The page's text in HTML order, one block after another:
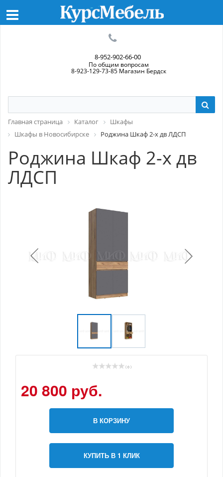
8-952-902-66-00
По общим вопросам
8-923-129-73-85 Магазин Бердск
Главная страница Каталог
Шкафы
Шкафы в Новосибирске
Роджина Шкаф 2-х дв ЛДСП
Роджина Шкаф 2-х дв
ЛДСП
( 0 )
20 800 руб.
В КОРЗИНУ
КУПИТЬ В 1 КЛИК